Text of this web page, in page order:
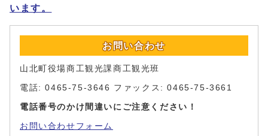
います。
お問い合わせ
山北町役場商工観光課商工観光班
電話: 0465-75-3646 ファックス: 0465-75-3661
電話番号のかけ間違いにご注意ください！
お問い合わせフォーム